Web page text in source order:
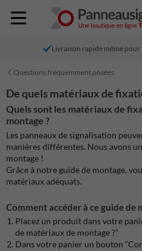
Livraison rapide même
Questions fréquemment posées
De quels matériaux de
Quels sont les matériaux de
montage ?
Les panneaux de signalisation
manières différentes. Nous avons
montage !
Grâce à notre guide de montage,
matériaux adéquats.
Comment accéder à ce guide de
Placez un produit dans votre
de matériaux de montage ?”
Dans votre panier un bouton